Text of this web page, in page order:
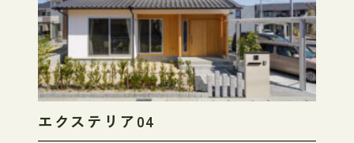
エクステリア04